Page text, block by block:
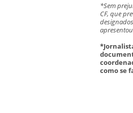
*Sem
CF, que
como se